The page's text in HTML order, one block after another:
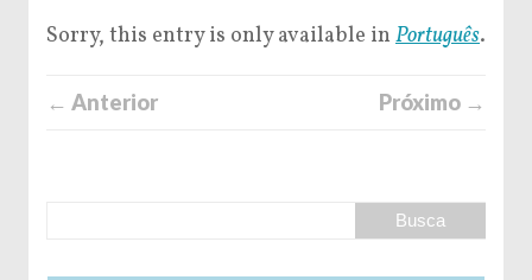
Sorry, this entry is only available in Português.
← Anterior Próximo →